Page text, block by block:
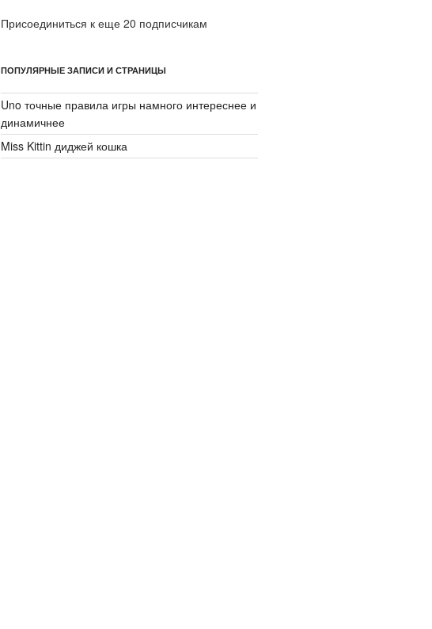
Присоединиться к еще 20 подписчикам
ПОПУЛЯРНЫЕ ЗАПИСИ И СТРАНИЦЫ
Uno точные правила игры намного интереснее и
динамичнее
Miss Kittin диджей кошка